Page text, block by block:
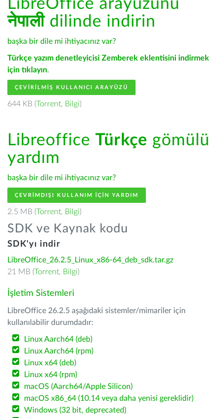
LibreOffice arayüzünü
नेपालीdilinde indirin
başka bir dile mi ihtiyacınız var?
Türkçe yazım denetleyicisi Zemberek eklentisini indirmek
için tıklayın.
ÇEVIRILMIŞ KULLANICI ARAYÜZÜ
644 KB (Torrent, Bilgi)
Libreoffice Türkçe gömülü
yardım
başka bir dile mi ihtiyacınız var?
ÇEVRIMDIŞI KULLANIM IÇIN YARDIM
2.5 MB (Torrent, Bilgi)
SDK ve Kaynak kodu
SDK'yı indir
LibreOffice_26.2.5_Linux_x86-64_deb_sdk.tar.gz
21 MB (Torrent, Bilgi)
İşletim Sistemleri
LibreOffice 26.2.5 aşağıdaki sistemler/mimariler için
kullanılabilir durumdadır:
Linux Aarch64 (deb)
Linux Aarch64 (rpm)
Linux x64 (deb)
Linux x64 (rpm)
macOS (Aarch64/Apple Silicon)
macOS x86_64 (10.14 veya daha yenisi gereklidir)
Windows (32 bit, deprecated)